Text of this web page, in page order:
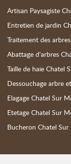
Artisan Paysagiste
Entretien de jardin
Traitement des
Abattage d'arbres
Taille de haie Chatel
Dessouchage arbre
Elagage Chatel Sur
Etetage Chatel Sur
Bucheron Chatel